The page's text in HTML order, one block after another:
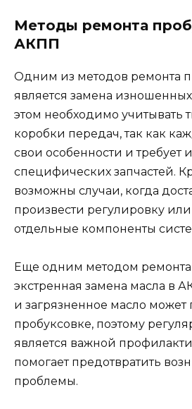
Методы ремонта
АКПП
Одним из методов ремонта
является замена
этом необходимо учитывать
коробки передач, так как
свои особенности и требует
специфических запчастей.
возможны случаи, когда
произвести регулировку
отдельные компоненты
Еще одним методом ремонта
экстренная замена масла в
и загрязненное масло может
пробуксовке, поэтому
является важной
помогает предотвратить
проблемы.